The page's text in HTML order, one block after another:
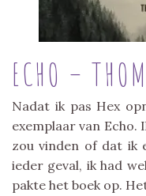
ECHO –
Nadat ik pas Hex
exemplaar van Echo.
zou vinden of dat ik
ieder geval, ik had
pakte het boek op.